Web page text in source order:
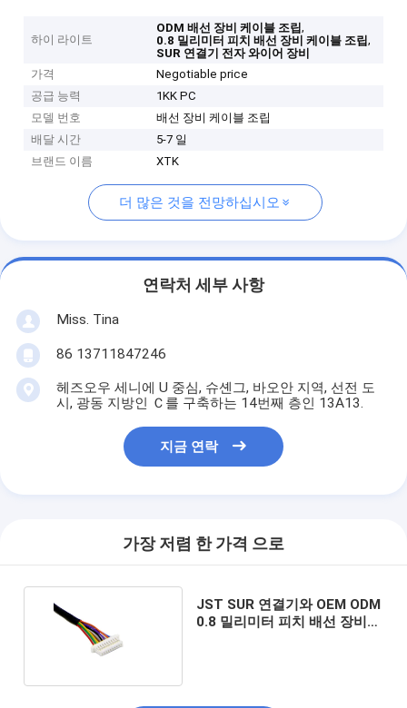
하이 라이트
ODM 배선 장비 케이블 조립,
0.8 밀리미터 피치 배선 장비 케이블 조립,
SUR 연결기 전자 와이어 장비
가격
Negotiable price
공급 능력
1KK PC
모델 번호
배선 장비 케이블 조립
배달 시간
5-7 일
브랜드 이름
XTK
더 많은 것을 전망하십시오
연락처 세부 사항
Miss. Tina
86 13711847246
헤즈오우 세니에 U 중심, 슈셴그, 바오안 지역, 선전 도
시, 광동 지방인 Ｃ를 구축하는 14번째 층인 13A13.
지금 연락
가장 저렴 한 가격 으로
JST SUR 연결기와 OEM ODM
0.8 밀리미터 피치 배선 장비